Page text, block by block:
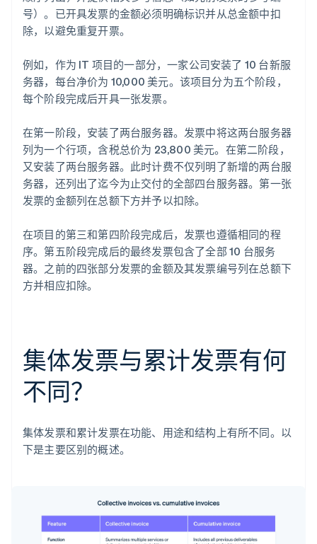
号）。已开具发票的金额必须明确标识并从总金额中扣
除，以避免重复开票。
例如，作为 IT 项目的一部分，一家公司安装了 10 台新服
务器，每台净价为 10,000 美元。该项目分为五个阶段，
每个阶段完成后开具一张发票。
在第一阶段，安装了两台服务器。发票中将这两台服务器
列为一个行项，含税总价为 23,800 美元。在第二阶段，
又安装了两台服务器。此时计费不仅列明了新增的两台服
务器，还列出了迄今为止交付的全部四台服务器。第一张
发票的金额列在总额下方并予以扣除。
在项目的第三和第四阶段完成后，发票也遵循相同的程
序。第五阶段完成后的最终发票包含了全部 10 台服务
器。之前的四张部分发票的金额及其发票编号列在总额下
方并相应扣除。
集体发票与累计发票有何
不同？
集体发票和累计发票在功能、用途和结构上有所不同。以
下是主要区别的概述。